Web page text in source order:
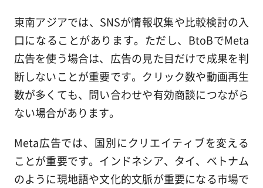
東南アジアでは、SNSが情報収集や比較検討の入
口になることがあります。ただし、BtoBでMeta
広告を使う場合は、広告の見た目だけで成果を判
断しないことが重要です。クリック数や動画再生
数が多くても、問い合わせや有効商談につながら
ない場合があります。
Meta広告では、国別にクリエイティブを変える
ことが重要です。インドネシア、タイ、ベトナム
のように現地語や文化的文脈が重要になる市場で